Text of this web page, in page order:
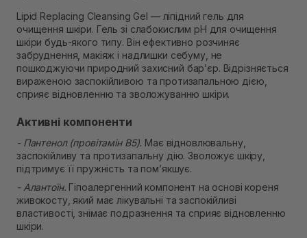
Самовивіз м. Рівне, вул. 16-го Липня, 15
В наявності
Самовивіз м. Рівне, вул. Кулика і Гудачека 23 (ТЦ
Екватор)
В наявності
Lipid Replacing Cleansing Gel — ліпідний гель для
очищення шкіри. Гель зі слабокислим рН для очищення
шкіри будь-якого типу. Він ефективно розчиняє
забруднення, макіяж і надлишки себуму, не
пошкоджуючи природний захисний бар’єр. Відрізняється
вираженою заспокійливою та протизапальною дією,
сприяє відновленню та зволожуванню шкіри.
Активні компоненти
- Пантенол (провітамін B5). Має відновлювальну,
заспокійливу та протизапальну дію. Зволожує шкіру,
підтримує її пружність та пом’якшує.
- Алантоїн. Гіпоалергенний компонент на основі кореня
живокосту, який має лікувальні та заспокійливі
властивості, знімає подразнення та сприяє відновленню
шкіри.